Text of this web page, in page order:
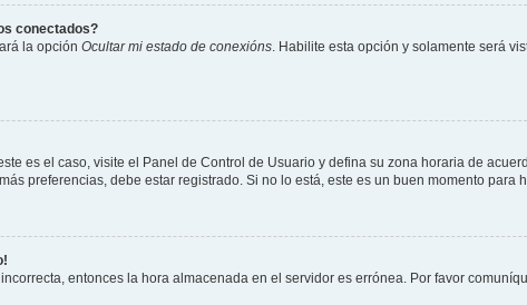
conectados?
la opción Ocultar mi estado de conexións . Habilite esta opción y solamente será
es el caso, visite el Panel de Control de Usuario y defina su zona horaria de
preferencias, debe estar registrado. Si no lo está, este es un buen momento para
entonces la hora almacenada en el servidor es errónea. Por favor